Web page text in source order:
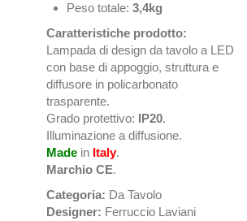
Peso totale:3,4kg
Caratteristiche prodotto:
Lampada di design da tavolo a LED
con base di appoggio, struttura e
diffusore in policarbonato
trasparente.
Grado protettivo: IP20.
Illuminazione a diffusione.
Made in Italy.
Marchio CE.
Categoria: Da Tavolo
Designer: Ferruccio Laviani